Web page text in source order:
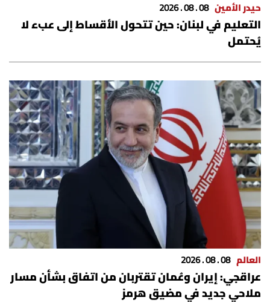
Digital solutions by
حيدر الأمين 08 . 08 . 2026
التعليم في لبنان: حين تتحول الأقساط إلى عبء لا
يُحتمل
العالم 08 . 08 . 2026
عراقجي: إيران وعُمان تقتربان من اتفاق بشأن مسار
ملاحي جديد في مضيق هرمز